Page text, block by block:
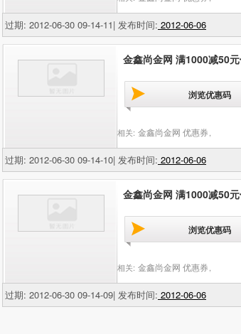
过期: 2012-06-30 09-14-11| 发布时间: 2012-06-06
金鑫尚金网 满1000减50
浏览优惠码
相关: 金鑫尚金网 优惠券
过期: 2012-06-30 09-14-10| 发布时间: 2012-06-06
金鑫尚金网 满1000减50
浏览优惠码
相关: 金鑫尚金网 优惠券
过期: 2012-06-30 09-14-09| 发布时间: 2012-06-06